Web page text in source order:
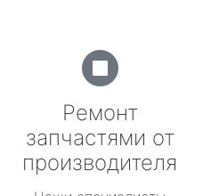
Ремонт
запчастями от
производителя